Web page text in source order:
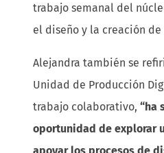
trabajo semanal del
el diseño y la creación de
Alejandra también se
Unidad de Producción
trabajo colaborativo, “ha
oportunidad de explorar